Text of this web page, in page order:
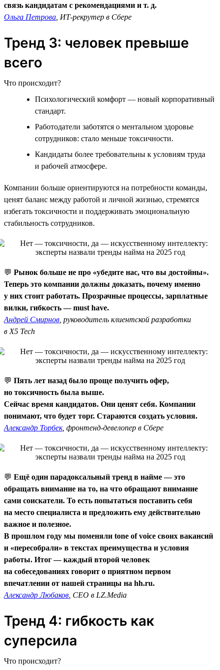
связь кандидатам с рекомендациями и т. д.
Ольга Петрова , ИТ-рекрутер в Сбере
Тренд 3: человек превыше
всего
Что происходит?
Психологический комфорт — новый корпоративный
стандарт.
Работодатели заботятся о ментальном здоровье
сотрудников: стало меньше токсичности.
Кандидаты более требовательны к условиям труда
и рабочей атмосфере.
Компании больше ориентируются на потребности команды,
ценят баланс между работой и личной жизнью, стремятся
избегать токсичности и поддерживать эмоциональную
стабильность сотрудников.
💬 Рынок больше не про «убедите нас, что вы достойны».
Теперь это компании должны доказать, почему именно
у них стоит работать. Прозрачные процессы, зарплатные
вилки, гибкость — must have.
Андрей Смирнов , руководитель клиентской разработки
в X5 Tech
💬 Пять лет назад было проще получить офер,
но токсичность была выше.
Сейчас время кандидатов. Они ценят себя. Компании
понимают, что будет торг. Стараются создать условия.
Александр Торбек, фронтенд-девелопер в Сбере
💬 Ещё один парадоксальный тренд в найме — это
обращать внимание на то, на что обращают внимание
сами соискатели. То есть попытаться поставить себя
на место специалиста и предложить ему действительно
важное и полезное.
В прошлом году мы поменяли tone of voice своих вакансий
и «пересобрали» в текстах преимущества и условия
работы. Итог — каждый второй человек
на собеседованиях говорит о приятном первом
впечатлении от нашей страницы на hh.ru.
Александр Любаков , CEO в LZ.Media
Тренд 4: гибкость как
суперсила
Что происходит?